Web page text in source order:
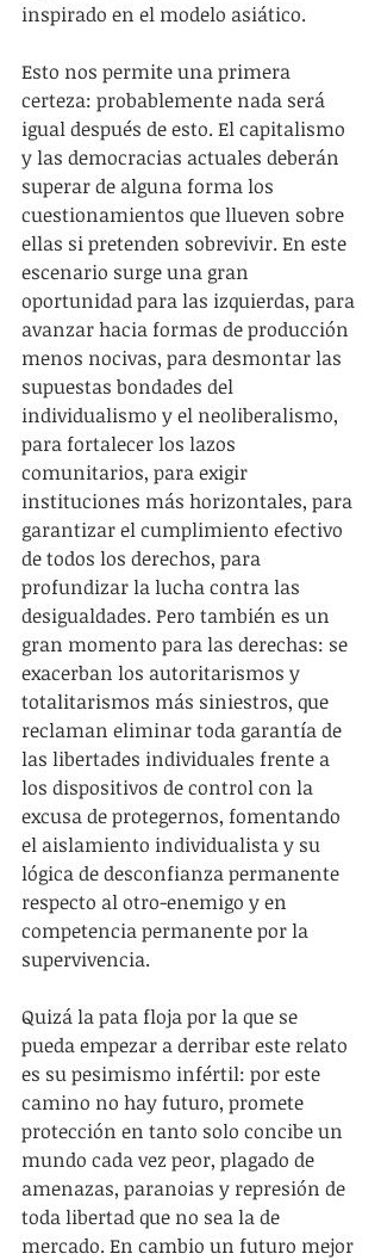
inspirado en el modelo asiático.
Esto nos permite una primera
certeza: probablemente nada será
igual después de esto. El capitalismo
y las democracias actuales deberán
superar de alguna forma los
cuestionamientos que llueven sobre
ellas si pretenden sobrevivir. En este
escenario surge una gran
oportunidad para las izquierdas, para
avanzar hacia formas de producción
menos nocivas, para desmontar las
supuestas bondades del
individualismo y el neoliberalismo,
para fortalecer los lazos
comunitarios, para exigir
instituciones más horizontales, para
garantizar el cumplimiento efectivo
de todos los derechos, para
profundizar la lucha contra las
desigualdades. Pero también es un
gran momento para las derechas: se
exacerban los autoritarismos y
totalitarismos más siniestros, que
reclaman eliminar toda garantía de
las libertades individuales frente a
los dispositivos de control con la
excusa de protegernos, fomentando
el aislamiento individualista y su
lógica de desconfianza permanente
respecto al otro-enemigo y en
competencia permanente por la
supervivencia.
Quizá la pata floja por la que se
pueda empezar a derribar este relato
es su pesimismo infértil: por este
camino no hay futuro, promete
protección en tanto solo concibe un
mundo cada vez peor, plagado de
amenazas, paranoias y represión de
toda libertad que no sea la de
mercado. En cambio un futuro mejor